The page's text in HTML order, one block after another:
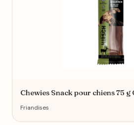
Chewies Snack pour chiens 75 g
Friandises